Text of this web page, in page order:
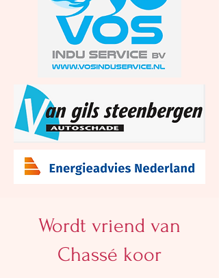
Wordt vriend van
Chassé koor